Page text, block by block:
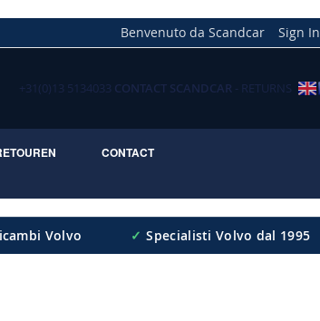
Benvenuto da Scandcar Sign In
+31(0)13 5134033 CONTACT SCANDCAR - RETURNS
CONTACT
Volvo ✓ Specialisti Volvo dal 1995